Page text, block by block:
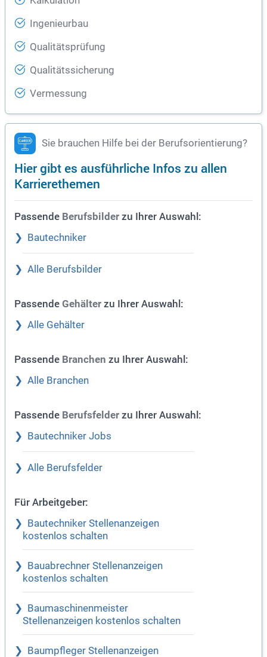
Ingenieurbau
Qualitätsprüfung
Qualitätssicherung
Vermessung
Sie brauchen Hilfe bei der Berufsorientierung?
Hier gibt es ausführliche Infos zu allen
Karrierethemen
Passende Berufsbilder zu Ihrer Auswahl:
Bautechniker
Alle Berufsbilder
Passende Gehälter zu Ihrer Auswahl:
Alle Gehälter
Passende Branchen zu Ihrer Auswahl:
Alle Branchen
Passende Berufsfelder zu Ihrer Auswahl:
Bautechniker Jobs
Alle Berufsfelder
Für Arbeitgeber:
Bautechniker Stellenanzeigen
kostenlos schalten
Bauabrechner Stellenanzeigen
kostenlos schalten
Baumaschinenmeister
Stellenanzeigen kostenlos schalten
Baumpfleger Stellenanzeigen